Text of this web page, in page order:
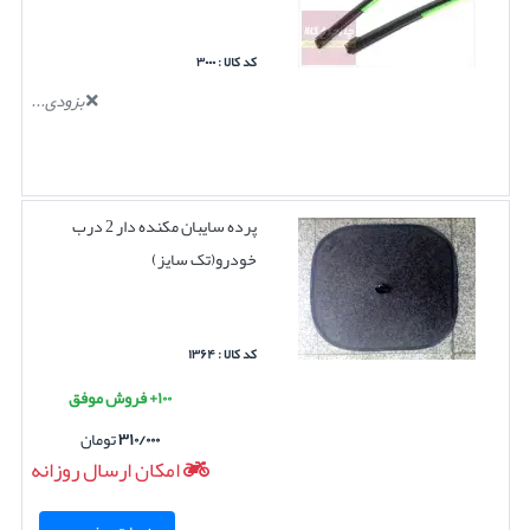
کد کالا : ۳۰۰۰
بزودی...
پرده سایبان مکنده دار 2 درب
خودرو(تک سایز)
کد کالا : ۱۳۶۴
۱۰۰+ فروش موفق
۳۱۰/۰۰۰تومان
امکان ارسال روزانه